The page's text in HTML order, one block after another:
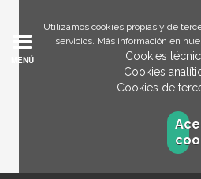
Utilizamos cookies propias y de
servicios. Más información en
Cookies
Cookies
Cookies de
MENÚ